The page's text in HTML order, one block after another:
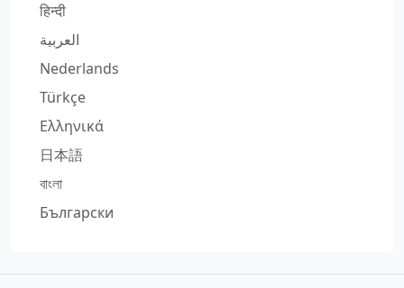
हिन्दी
العربية
Nederlands
Türkçe
Ελληνικά
日本語
বাংলা
Български